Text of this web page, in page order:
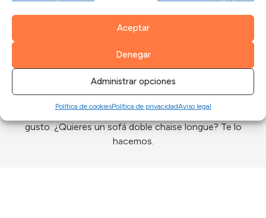
Aceptar
Denegar
Administrar opciones
Política de cookiesPolítica de privacidadAviso legal
CONFIGÚRALO A TU GUSTO
Somos fabricantes y hacemos el sofá totalmente a tu
gusto. ¿Quieres un sofá doble chaise longue? Te lo
hacemos.